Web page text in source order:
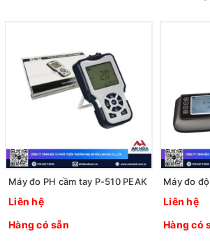
Máy đo PH cầm tay P-510 PEAK
Liên hệ
Hàng có sẵn
Máy đo
Liên hệ
Hàng có